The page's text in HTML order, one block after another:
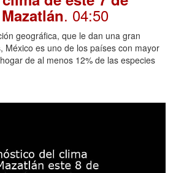
. 04:50
geográfica, que le dan una gran
México es uno de los países con mayor
de al menos 12% de las especies